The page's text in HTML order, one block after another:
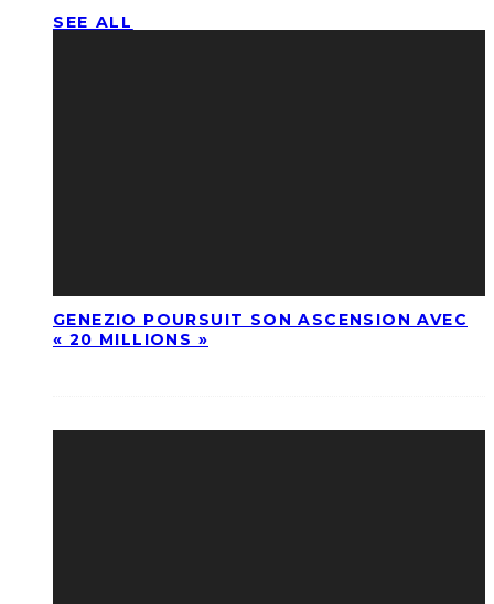
SEE ALL
GENEZIO POURSUIT SON ASCENSION AVEC
« 20 MILLIONS »